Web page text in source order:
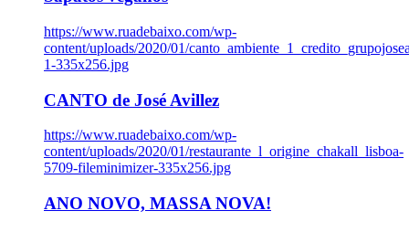
https://www.ruadebaixo.com/wp-
content/uploads/2020/01/
1-335x256.jpg
CANTO de José Avillez
https://www.ruadebaixo.com/wp-
content/uploads/2020/01/restaurante_l_origine_chakall_lisboa-
5709-fileminimizer-335x256.jpg
ANO NOVO, MASSA NOVA!